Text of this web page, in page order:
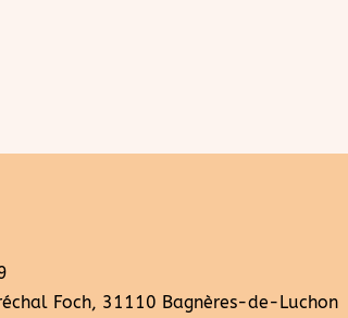
Foch, 31110 Bagnères-de-Luchon